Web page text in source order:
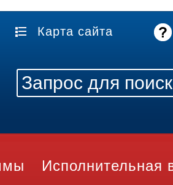
Карта сайта
Исполнительная